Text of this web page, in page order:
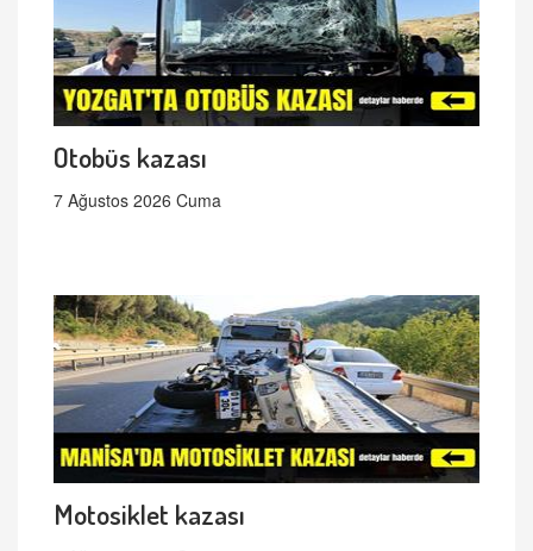
Otobüs kazası
7 Ağustos 2026 Cuma
Motosiklet kazası